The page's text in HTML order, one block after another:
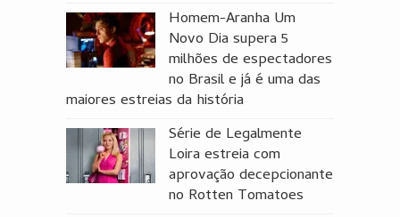
Homem-Aranha Um
Novo Dia supera 5
milhões de espectadores
no Brasil e já é uma das
maiores estreias da história
Série de Legalmente
Loira estreia com
aprovação decepcionante
no Rotten Tomatoes